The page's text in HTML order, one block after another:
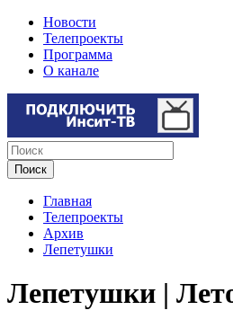
Новости
Телепроекты
Программа
О канале
Главная
Телепроекты
Архив
Лепетушки
Лепетушки |